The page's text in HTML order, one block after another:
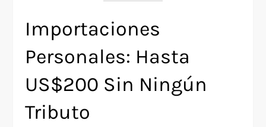
Importaciones
Personales: Hasta
US$200 Sin Ningún
Tributo